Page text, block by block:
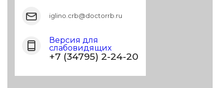
iglino.crb@doctorrb.ru
Версия для
слабовидящих
+7 (34795) 2-24-20